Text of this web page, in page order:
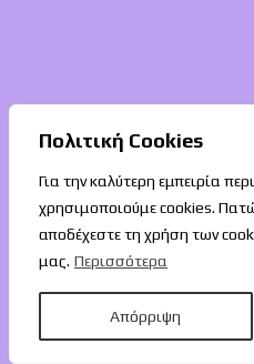
Πολιτική Cookies
Για την καλύτερη εμπειρία
χρησιμοποιούμε cookies.
αποδέχεστε τη χρήση των
μας. Περισσότερα
Απόρριψη